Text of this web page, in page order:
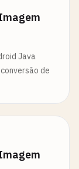
Java
de